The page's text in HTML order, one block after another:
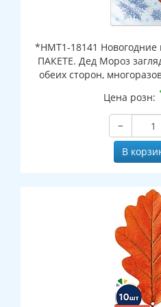
*НМТ1-18141 Новогодние
ПАКЕТЕ. Дед Мороз
обеих сторон,
упаковке, с
Цена розн:
−
В